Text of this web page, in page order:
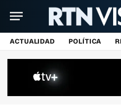
ACTUALIDAD POLÍTICA